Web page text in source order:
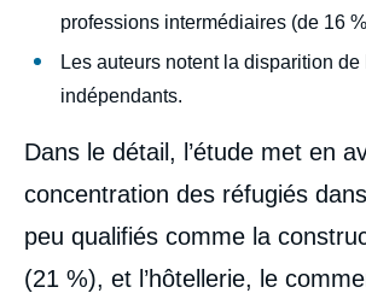
professions intermédiaires (de 16
Les auteurs notent la disparition
indépendants.
Dans le détail, l’étude met en
concentration des réfugiés
peu qualifiés comme la
(21 %), et l’hôtellerie, le